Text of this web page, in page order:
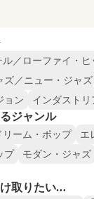
ル／ローファイ・ヒ
ズ／ニュー・ジャズ
ョン
インダスト
ジャンル
リーム・ポップ エ
プ
モダン・ジャズ
取りたい…